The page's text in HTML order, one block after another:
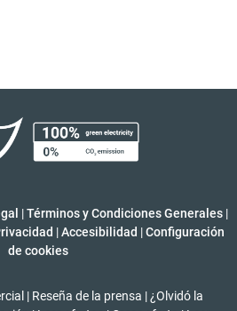
|Términos y Condiciones Generales |
| Accesibilidad | Configuración
de cookies
| Reseña de la prensa | ¿Olvidó la